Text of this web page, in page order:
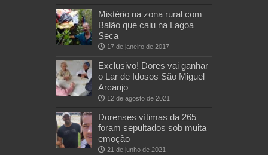
Mistério na zona rural com
Balão que caiu na Lagoa
Seca
17 de janeiro de 2017
Exclusivo! Dores vai ganhar
o Lar de Idosos São Miguel
Arcanjo
12 de agosto de 2021
Dorenses vítimas da 265
foram sepultados sob muita
emoção
21 de junho de 2021